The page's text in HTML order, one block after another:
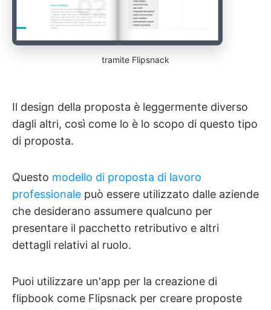
tramite Flipsnack
Il design della proposta è leggermente diverso
dagli altri, così come lo è lo scopo di questo tipo
di proposta.
Questo modello di proposta di lavoro
professionale può essere utilizzato dalle aziende
che desiderano assumere qualcuno per
presentare il pacchetto retributivo e altri
dettagli relativi al ruolo.
Puoi utilizzare un'app per la creazione di
flipbook come Flipsnack per creare proposte